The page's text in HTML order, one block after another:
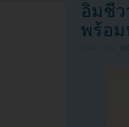
อิมชีว
พร้อ